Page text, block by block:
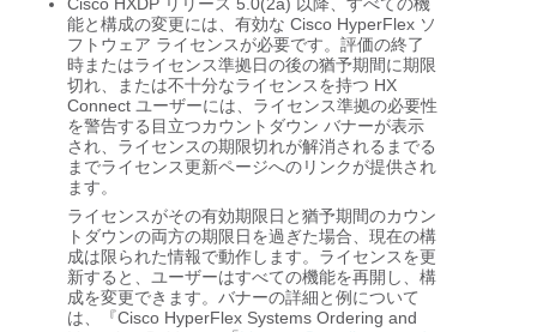
能と構成の変更には、有効な Cisco HyperFlex ソ
フトウェア ライセンスが必要です。評価の終了
時またはライセンス準拠日の後の猶予期間に期限
切れ、または不十分なライセンスを持つ HX
Connect ユーザーには、ライセンス準拠の必要性
を警告する目立つカウントダウン バナーが表示
され、ライセンスの期限切れが解消されるまでる
までライセンス更新ページへのリンクが提供され
ます。
ライセンスがその有効期限日と猶予期間のカウン
トダウンの両方の期限日を過ぎた場合、現在の構
成は限られた情報で動作します。ライセンスを更
新すると、ユーザーはすべての機能を再開し、構
成を変更できます。バナーの詳細と例について
は、『Cisco HyperFlex Systems Ordering and